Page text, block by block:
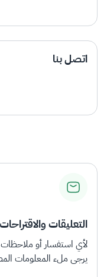
اتصل بنا
التعليقات والاقتراحات
لأي استفسار أو
يرجى ملء المعلومات